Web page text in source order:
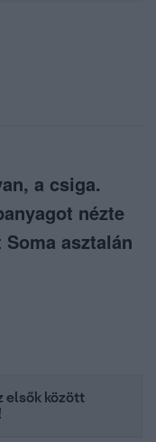
a csiga.
nézte
asztalán
elsők között